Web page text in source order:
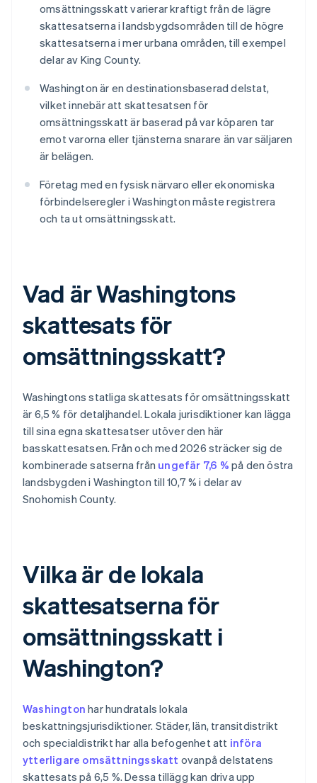
omsättningsskatt varierar kraftigt från de lägre
skattesatserna i landsbygdsområden till de högre
skattesatserna i mer urbana områden, till exempel
delar av King County.
Washington är en destinationsbaserad delstat,
vilket innebär att skattesatsen för
omsättningsskatt är baserad på var köparen tar
emot varorna eller tjänsterna snarare än var säljaren
är belägen.
Företag med en fysisk närvaro eller ekonomiska
förbindelseregler i Washington måste registrera
och ta ut omsättningsskatt.
Vad är Washingtons
skattesats för
omsättningsskatt?
Washingtons statliga skattesats för omsättningsskatt
är 6,5 % för detaljhandel. Lokala jurisdiktioner kan lägga
till sina egna skattesatser utöver den här
basskattesatsen. Från och med 2026 sträcker sig de
kombinerade satserna från ungefär 7,6 % på den östra
landsbygden i Washington till 10,7 % i delar av
Snohomish County.
Vilka är de lokala
skattesatserna för
omsättningsskatt i
Washington?
Washington har hundratals lokala
beskattningsjurisdiktioner. Städer, län, transitdistrikt
och specialdistrikt har alla befogenhet att införa
ytterligare omsättningsskatt ovanpå delstatens
skattesats på 6,5 %. Dessa tillägg kan driva upp